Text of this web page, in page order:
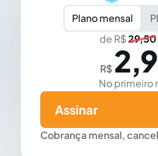
Plano mensal
de R$29,50
R$
No primeiro
Cobrança mensal,
Assinar